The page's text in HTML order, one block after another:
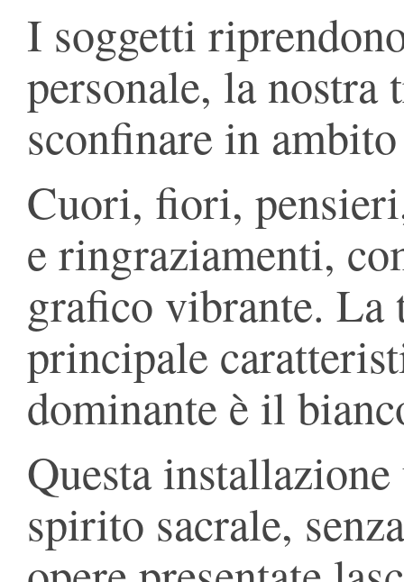
I soggetti
personale, la nostra
sconfinare in
Cuori, fiori,
e ringraziamenti,
grafico vibrante.
principale
dominante è il
Questa
spirito sacrale,